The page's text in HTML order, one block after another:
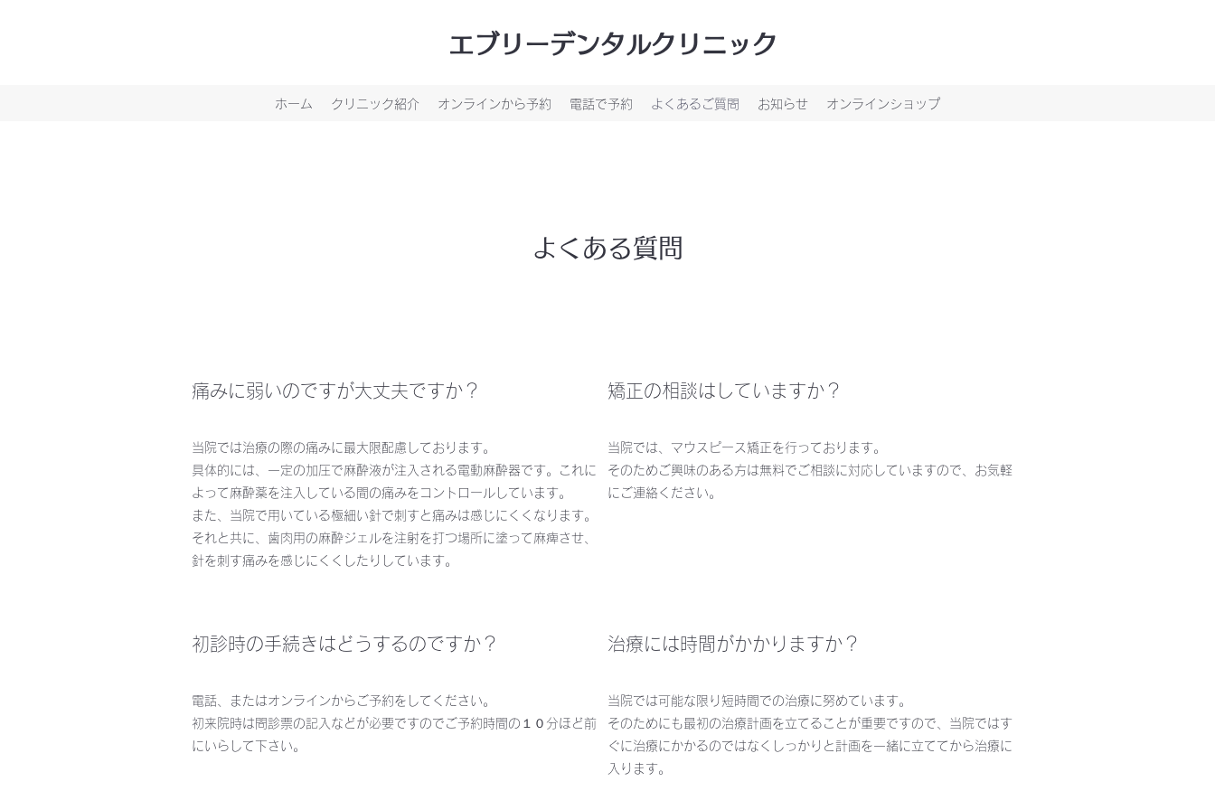
エブリーデンタルクリニック
ホーム クリニック紹介 オンラインから予約 電話で予約 よくあるご質問 お知らせ オンラインショップ
よくある質問
痛みに弱いのですが大丈夫ですか？
当院では治療の際の痛みに最大限配慮しております。
具体的には、一定の加圧で麻酔液が注入される電動麻酔器です。これに
よって麻酔薬を注入している間の痛みをコントロールしています。
また、当院で用いている極細い針で刺すと痛みは感じにくくなります。
それと共に、歯肉用の麻酔ジェルを注射を打つ場所に塗って麻痺させ、
針を刺す痛みを感じにくくしたりしています。
矯正の相談はしていますか？
当院では、マウスピース矯正を行っております。
そのためご興味のある方は無料でご相談に対応していますので、お気軽
にご連絡ください。
初診時の手続きはどうするのですか？
電話、またはオンラインからご予約をしてください。
初来院時は問診票の記入などが必要ですのでご予約時間の１０分ほど前
にいらして下さい。
治療には時間がかかりますか？
当院では可能な限り短時間での治療に努めています。
そのためにも最初の治療計画を立てることが重要ですので、当院ではす
ぐに治療にかかるのではなくしっかりと計画を一緒に立ててから治療に
入ります。